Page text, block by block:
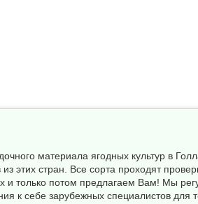
материала ягодных культур в
этих стран. Все сорта проходят
и только потом предлагаем Вам! Мы
к себе зарубежных специалистов для